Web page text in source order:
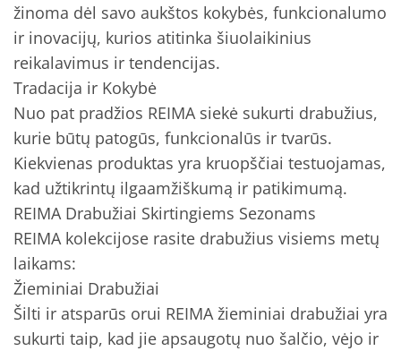
žinoma dėl savo aukštos kokybės, funkcionalumo
ir inovacijų, kurios atitinka šiuolaikinius
reikalavimus ir tendencijas.
Tradacija ir Kokybė
Nuo pat pradžios REIMA siekė sukurti drabužius,
kurie būtų patogūs, funkcionalūs ir tvarūs.
Kiekvienas produktas yra kruopščiai testuojamas,
kad užtikrintų ilgaamžiškumą ir patikimumą.
REIMA Drabužiai Skirtingiems Sezonams
REIMA kolekcijose rasite drabužius visiems metų
laikams:
Žieminiai Drabužiai
Šilti ir atsparūs orui REIMA žieminiai drabužiai yra
sukurti taip, kad jie apsaugotų nuo šalčio, vėjo ir